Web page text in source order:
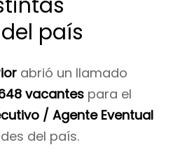
país
abrió un llamado
vacantes para el
/ Agente Eventual
del país.